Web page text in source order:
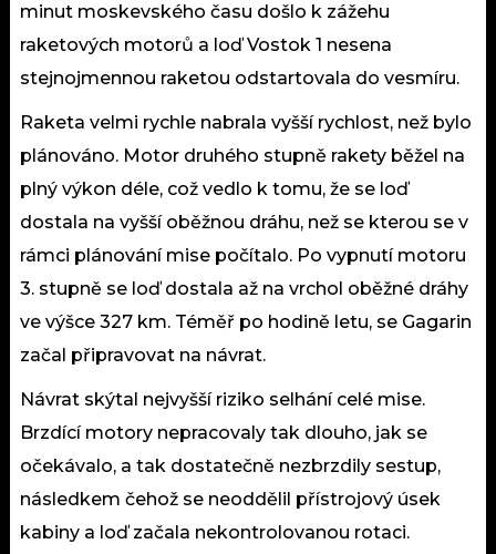
minut moskevského času došlo k zážehu
raketových motorů a loď Vostok 1 nesena
stejnojmennou raketou odstartovala do vesmíru.
Raketa velmi rychle nabrala vyšší rychlost, než bylo
plánováno. Motor druhého stupně rakety běžel na
plný výkon déle, což vedlo k tomu, že se loď
dostala na vyšší oběžnou dráhu, než se kterou se v
rámci plánování mise počítalo. Po vypnutí motoru
3. stupně se loď dostala až na vrchol oběžné dráhy
ve výšce 327 km. Téměř po hodině letu, se Gagarin
začal připravovat na návrat.
Návrat skýtal nejvyšší riziko selhání celé mise.
Brzdící motory nepracovaly tak dlouho, jak se
očekávalo, a tak dostatečně nezbrzdily sestup,
následkem čehož se neoddělil přístrojový úsek
kabiny a loď začala nekontrolovanou rotaci.